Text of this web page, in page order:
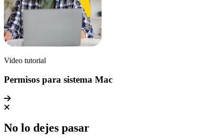
Video tutorial
Permisos para sistema Mac
No lo dejes pasar